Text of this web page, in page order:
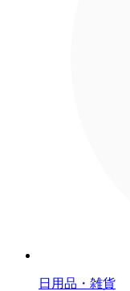
日用品・雑貨